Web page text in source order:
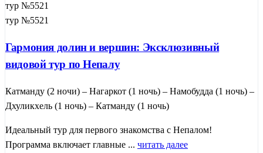
тур №5521
тур №5521
Гармония долин и вершин: Эксклюзивный
видовой тур по Непалу
Катманду (2 ночи) – Нагаркот (1 ночь) – Намобудда (1 ночь) –
Дхуликхель (1 ночь) – Катманду (1 ночь)
Идеальный тур для первого знакомства с Непалом!
Программа включает главные ... читать далее